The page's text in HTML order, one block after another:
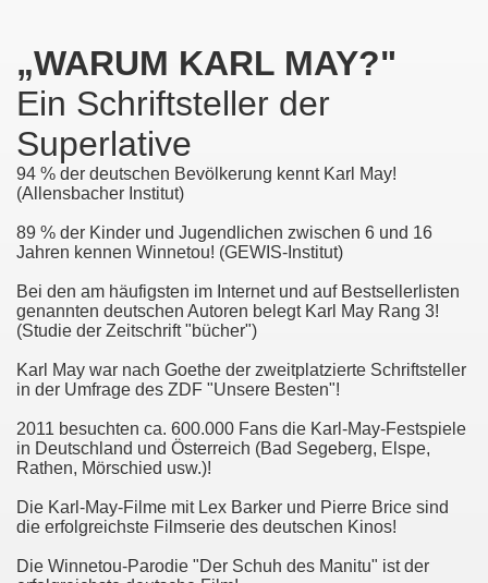
„WARUM KARL MAY?"
Ein Schriftsteller der
Superlative
94 % der deutschen Bevölkerung kennt Karl May!
(Allensbacher Institut)
89 % der Kinder und Jugendlichen zwischen 6 und 16
Jahren kennen Winnetou! (GEWIS-Institut)
Bei den am häufigsten im Internet und auf Bestsellerlisten
genannten deutschen Autoren belegt Karl May Rang 3!
(Studie der Zeitschrift "bücher")
Karl May war nach Goethe der zweitplatzierte Schriftsteller
in der Umfrage des ZDF "Unsere Besten"!
2011 besuchten ca. 600.000 Fans die Karl-May-Festspiele
in Deutschland und Österreich (Bad Segeberg, Elspe,
Rathen, Mörschied usw.)!
Die Karl-May-Filme mit Lex Barker und Pierre Brice sind
die erfolgreichste Filmserie des deutschen Kinos!
Die Winnetou-Parodie "Der Schuh des Manitu" ist der
die "Lesbarkeit der Welt"
2014
2015
Februar 2016
Februar 2017
- 28. bis 29. April 2018
- 16. bis 17. März 2019
21.+22.01.2012